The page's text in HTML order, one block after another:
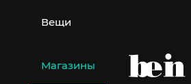
содержимому
Вещи
Магазины